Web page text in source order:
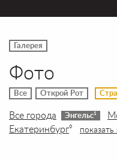
Галерея
Фото
Все Открой Рот
Все города Энгельс1
Екатеринбург9